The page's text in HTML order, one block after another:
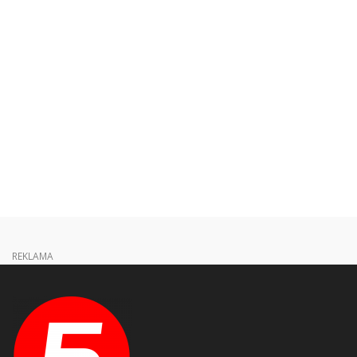
REKLAMA